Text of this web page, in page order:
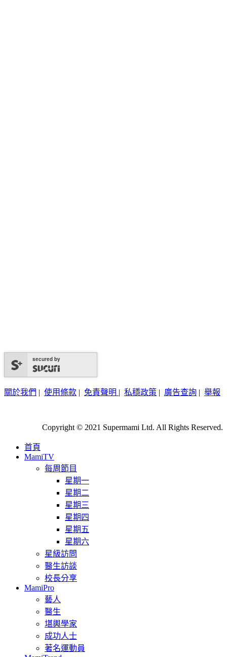
secured by
關於我們 | 使用條款 | 免責聲明 | 私穩政策 | 廣告查詢 | 舉報
Copyright © 2021 Supermami Ltd. All Rights Reserved.
首頁
MamiTV
每周節目
星期一
星期二
星期三
星期四
星期五
星期六
星級訪問
醫生訪談
校長分享
MamiPro
藝人
醫生
堪輿學家
成功人士
著名運動員